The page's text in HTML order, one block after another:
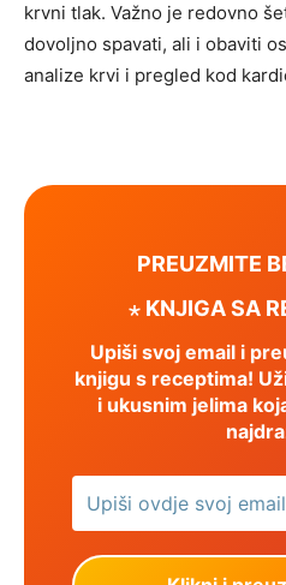
krvni tlak. Važno je redovno
dovoljno spavati, ali i obaviti
analize krvi i pregled kod
PREUZMITE
⋆ KNJIGA SA
Upiši svoj email i
knjigu s receptima!
i ukusnim jelima